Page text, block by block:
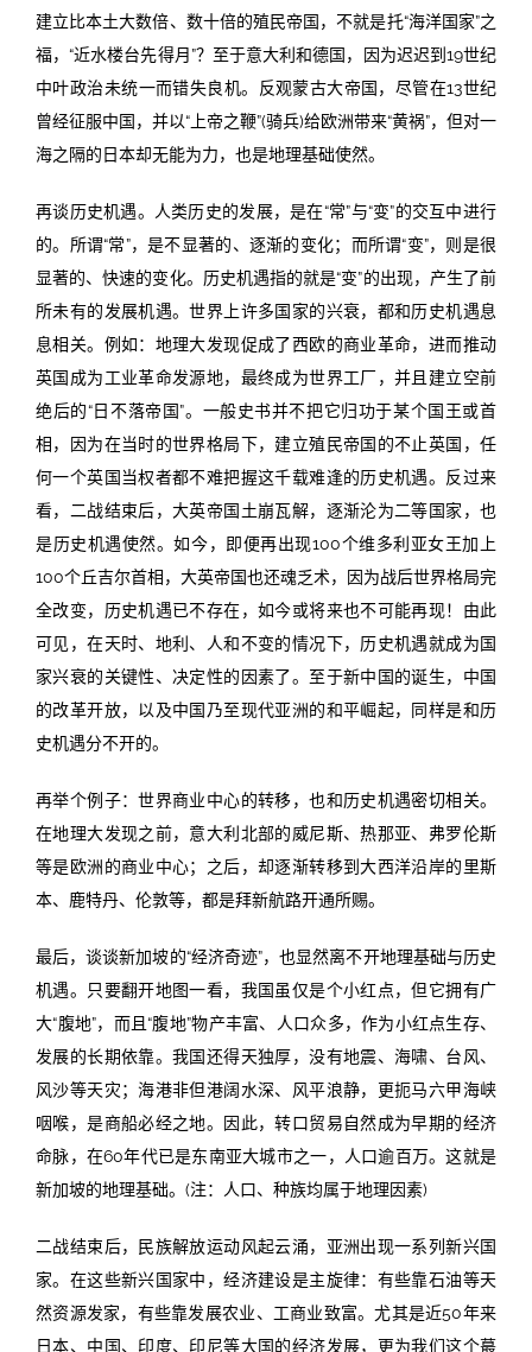
建立比本土大数倍、数十倍的殖民帝国，不就是托“海洋国家”之
福，“近水楼台先得月”？至于意大利和德国，因为迟迟到19世纪
中叶政治未统一而错失良机。反观蒙古大帝国，尽管在13世纪
曾经征服中国，并以“上帝之鞭”(骑兵)给欧洲带来“黄祸”，但对一
海之隔的日本却无能为力，也是地理基础使然。
再谈历史机遇。人类历史的发展，是在“常”与“变”的交互中进行
的。所谓“常”，是不显著的、逐渐的变化；而所谓“变”，则是很
显著的、快速的变化。历史机遇指的就是“变”的出现，产生了前
所未有的发展机遇。世界上许多国家的兴衰，都和历史机遇息
息相关。例如：地理大发现促成了西欧的商业革命，进而推动
英国成为工业革命发源地，最终成为世界工厂，并且建立空前
绝后的“日不落帝国”。一般史书并不把它归功于某个国王或首
相，因为在当时的世界格局下，建立殖民帝国的不止英国，任
何一个英国当权者都不难把握这千载难逢的历史机遇。反过来
看，二战结束后，大英帝国土崩瓦解，逐渐沦为二等国家，也
是历史机遇使然。如今，即便再出现100个维多利亚女王加上
100个丘吉尔首相，大英帝国也还魂乏术，因为战后世界格局完
全改变，历史机遇已不存在，如今或将来也不可能再现！由此
可见，在天时、地利、人和不变的情况下，历史机遇就成为国
家兴衰的关键性、决定性的因素了。至于新中国的诞生，中国
的改革开放，以及中国乃至现代亚洲的和平崛起，同样是和历
史机遇分不开的。
再举个例子：世界商业中心的转移，也和历史机遇密切相关。
在地理大发现之前，意大利北部的威尼斯、热那亚、弗罗伦斯
等是欧洲的商业中心；之后，却逐渐转移到大西洋沿岸的里斯
本、鹿特丹、伦敦等，都是拜新航路开通所赐。
最后，谈谈新加坡的“经济奇迹”，也显然离不开地理基础与历史
机遇。只要翻开地图一看，我国虽仅是个小红点，但它拥有广
大“腹地”，而且“腹地”物产丰富、人口众多，作为小红点生存、
发展的长期依靠。我国还得天独厚，没有地震、海啸、台风、
风沙等天灾；海港非但港阔水深、风平浪静，更扼马六甲海峡
咽喉，是商船必经之地。因此，转口贸易自然成为早期的经济
命脉，在60年代已是东南亚大城市之一，人口逾百万。这就是
新加坡的地理基础。(注：人口、种族均属于地理因素)
二战结束后，民族解放运动风起云涌，亚洲出现一系列新兴国
家。在这些新兴国家中，经济建设是主旋律：有些靠石油等天
然资源发家，有些靠发展农业、工商业致富。尤其是近50年来
日本、中国、印度、印尼等大国的经济发展，更为我们这个蕞